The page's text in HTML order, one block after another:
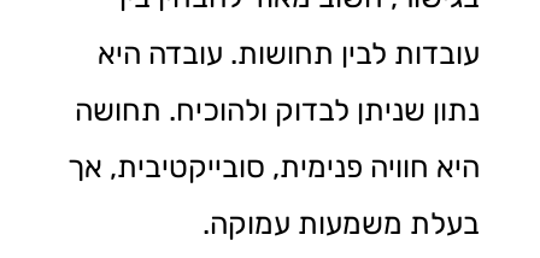
עובדות לבין תחושות. עובדה היא
נתון שניתן לבדוק ולהוכיח. תחושה
היא חוויה פנימית, סובייקטיבית, אך
בעלת משמעות עמוקה.